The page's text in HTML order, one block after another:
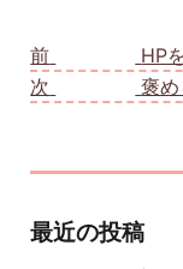
前
HP
次
褒め
最近の投稿